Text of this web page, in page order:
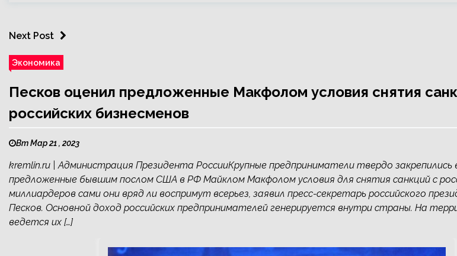
Next Post
Экономика
Песков оценил предложенные Макфолом условия снятия
российских бизнесменов
Вт Мар 21 , 2023
kremlin.ru | Администрация Президента РоссииКрупные предприниматели твердо закрепились
предложенные бывшим послом США в РФ Майклом Макфолом условия для снятия санкций с
миллиардеров сами они вряд ли воспримут всерьез, заявил пресс-секретарь российского
Песков. Основной доход российских предпринимателей генерируется внутри страны. На
ведется их […]